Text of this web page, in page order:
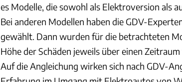
es Modelle, die sowohl als Elektroversion als
Bei anderen Modellen haben die GDV-
gewählt. Dann wurden für die betrachteten
Höhe der Schäden jeweils über einen
Auf die Angleichung wirken sich nach GDV-